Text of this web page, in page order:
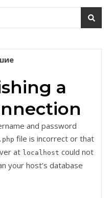
a
and password
file is incorrect or that
at localhost could not
your host’s database